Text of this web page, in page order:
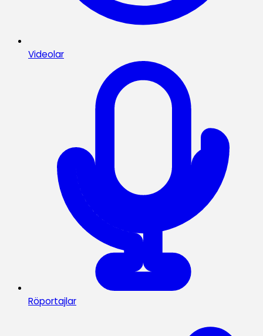
Videolar
Röportajlar